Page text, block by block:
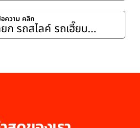
ความ คลิก
ก รถสไลค์ รถเฮี๊ยบ...